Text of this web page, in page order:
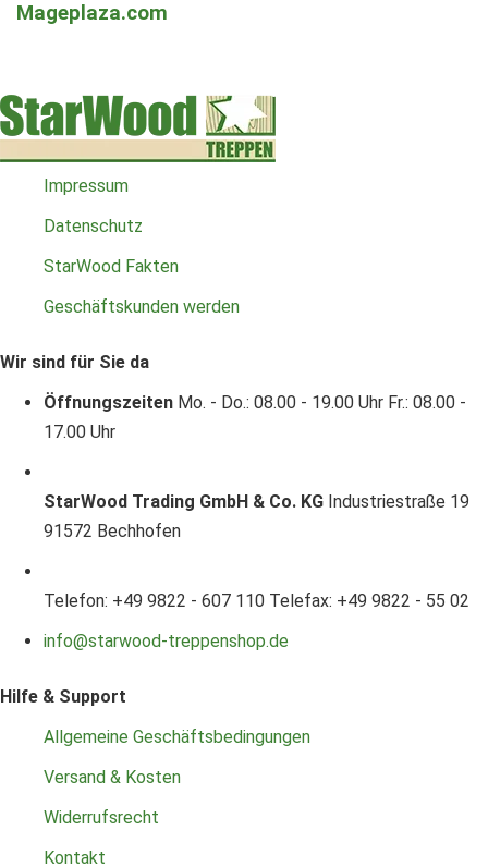
Mageplaza.com
Impressum
Datenschutz
StarWood Fakten
Geschäftskunden werden
Wir sind für Sie da
Öffnungszeiten Mo. - Do.: 08.00 - 19.00 Uhr Fr.: 08.00 -
17.00 Uhr
StarWood Trading GmbH & Co. KG Industriestraße 19
91572 Bechhofen
Telefon: +49 9822 - 607 110 Telefax: +49 9822 - 55 02
info@starwood-treppenshop.de
Hilfe & Support
Allgemeine Geschäftsbedingungen
Versand & Kosten
Widerrufsrecht
Kontakt